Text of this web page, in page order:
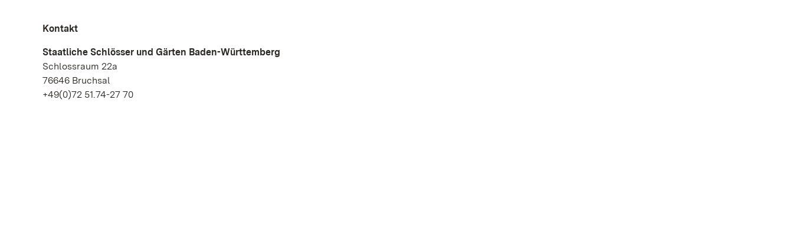
Kontakt
Staatliche Schlösser und Gärten Baden-Württemberg
Schlossraum 22a
76646 Bruchsal
+49(0)72 51.74-27 70